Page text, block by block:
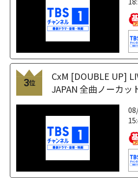
3位
CxM [DOUBLE UP]
JAPAN 全曲ノーカッ